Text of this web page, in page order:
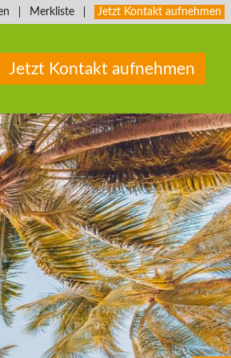
Merkliste Jetzt Kontakt aufnehmen
Jetzt Kontakt aufnehmen